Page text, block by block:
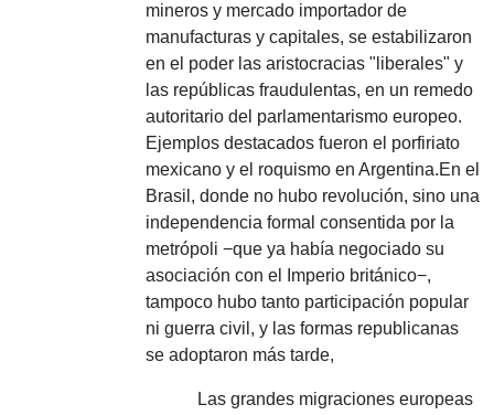
mineros y mercado importador de
manufacturas y capitales, se estabilizaron
en el poder las aristocracias "liberales" y
las repúblicas fraudulentas, en un remedo
autoritario del parlamentarismo europeo.
Ejemplos destacados fueron el porfiriato
mexicano y el roquismo en Argentina.En el
Brasil, donde no hubo revolución, sino una
independencia formal consentida por la
metrópoli −que ya había negociado su
asociación con el Imperio británico−,
tampoco hubo tanto participación popular
ni guerra civil, y las formas republicanas
se adoptaron más tarde,
Las grandes migraciones europeas